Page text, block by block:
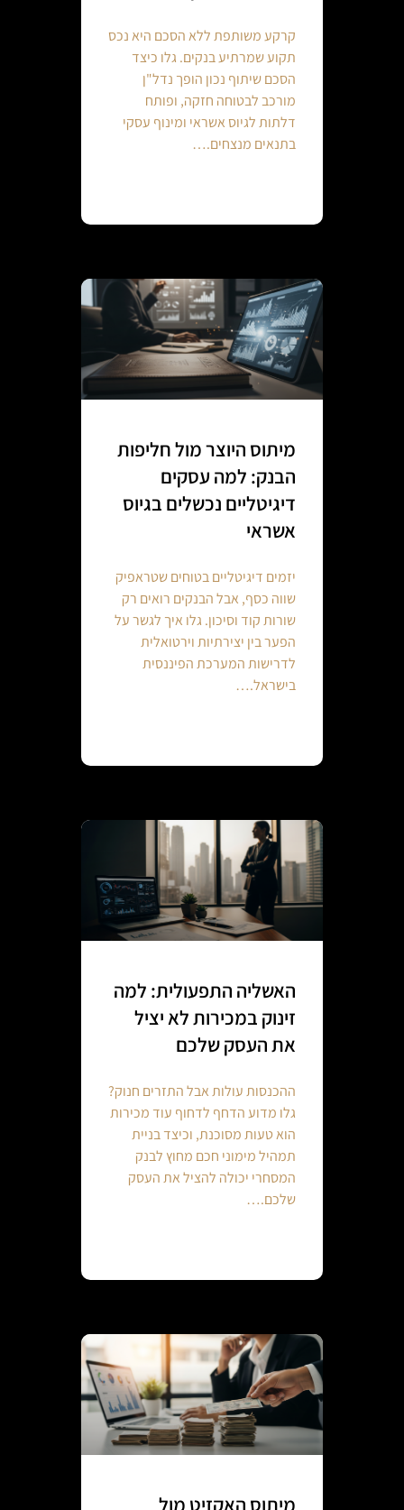
קרקע משותפת ללא הסכם היא נכס
תקוע שמרתיע בנקים. גלו כיצד
הסכם שיתוף נכון הופך נדל"ן
מורכב לבטוחה חזקה, ופותח
דלתות לגיוס אשראי ומינוף עסקי
בתנאים מנצחים.…
מיתוס היוצר מול חליפות
הבנק: למה עסקים
דיגיטליים נכשלים בגיוס
אשראי
יזמים דיגיטליים בטוחים שטראפיק
שווה כסף, אבל הבנקים רואים רק
שורות קוד וסיכון. גלו איך לגשר על
הפער בין יצירתיות וירטואלית
לדרישות המערכת הפיננסית
בישראל.…
האשליה התפעולית: למה
זינוק במכירות לא יציל
את העסק שלכם
ההכנסות עולות אבל התזרים חנוק?
גלו מדוע הדחף לדחוף עוד מכירות
הוא טעות מסוכנת, וכיצד בניית
תמהיל מימוני חכם מחוץ לבנק
המסחרי יכולה להציל את העסק
שלכם.…
מיתוס האקזיט מול